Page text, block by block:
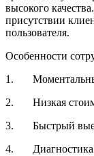
высокого
присутствии
пользователя.
Особенности
1. Моментальный
2. Низкая
3. Быстрый выезд
4. Диагностика и